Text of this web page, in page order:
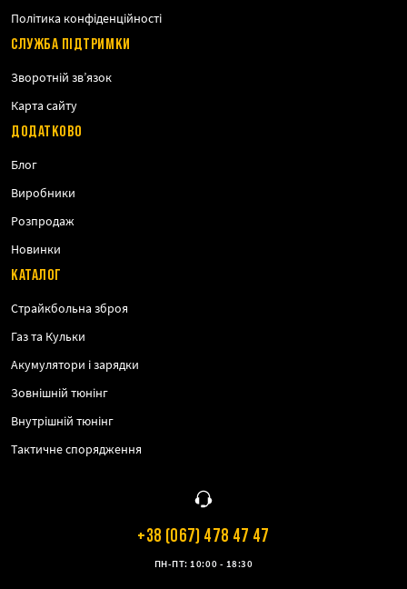
Політика конфіденційності
СЛУЖБА ПІДТРИМКИ
Зворотній зв’язок
Карта сайту
ДОДАТКОВО
Блог
Виробники
Розпродаж
Новинки
КАТАЛОГ
Страйкбольна зброя
Газ та Кульки
Акумулятори і зарядки
Зовнішній тюнінг
Внутрішній тюнінг
Тактичне спорядження
+38 (067) 478 47 47
ПН-ПТ: 10:00 - 18:30